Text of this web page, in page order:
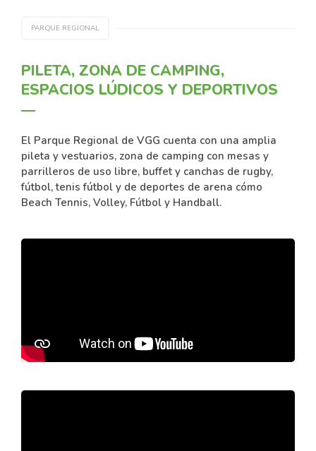
PARQUE REGIONAL
PILETA, ZONA DE CAMPING,
ESPACIOS LÚDICOS Y DEPORTIVOS
El Parque Regional de VGG cuenta con una amplia
pileta y vestuarios, zona de camping con mesas y
parrilleros de uso libre, buffet y canchas de rugby,
fútbol, tenis fútbol y de deportes de arena cómo
Beach Tennis, Volley, Fútbol y Handball.